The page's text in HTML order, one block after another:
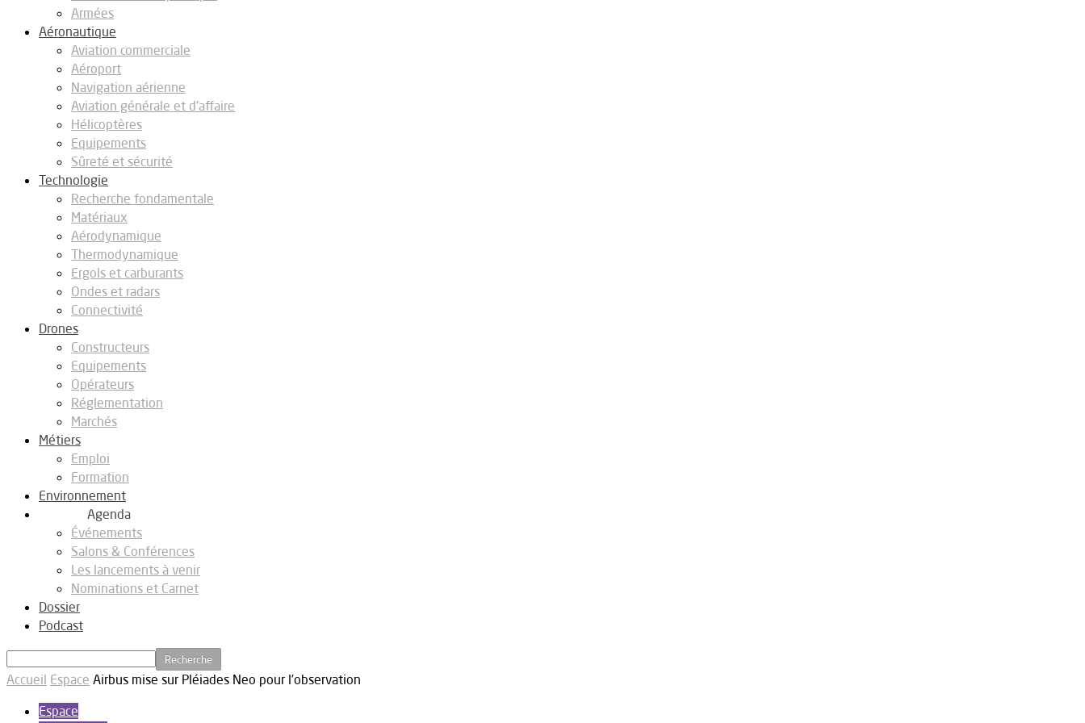
Armées
Aéronautique
Aviation commerciale
Aéroport
Navigation aérienne
Aviation générale et d’affaire
Hélicoptères
Equipements
Sûreté et sécurité
Technologie
Recherche fondamentale
Matériaux
Aérodynamique
Thermodynamique
Ergols et carburants
Ondes et radars
Connectivité
Drones
Constructeurs
Equipements
Opérateurs
Réglementation
Marchés
Métiers
Emploi
Formation
Environnement
Agenda
Événements
Salons & Conférences
Les lancements à venir
Nominations et Carnet
Dossier
Podcast
Accueil Espace Airbus mise sur Pléiades Neo pour l’observation
Espace